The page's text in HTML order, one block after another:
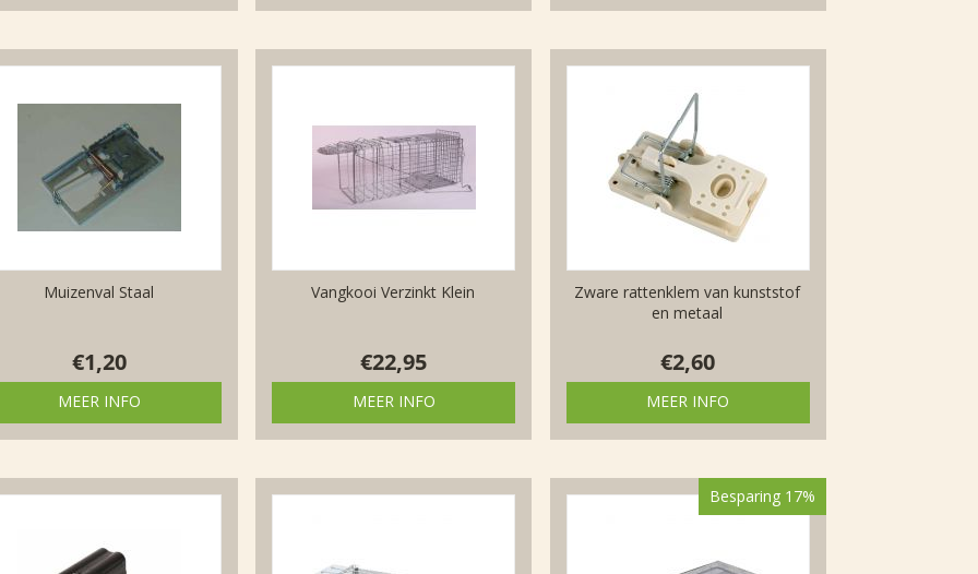
Muizenval Staal
€1,20
MEER INFO
Vangkooi Verzinkt Klein
€22,95
MEER INFO
Zware rattenklem van kunststof
en metaal
€2,60
MEER INFO
Besparing 17%